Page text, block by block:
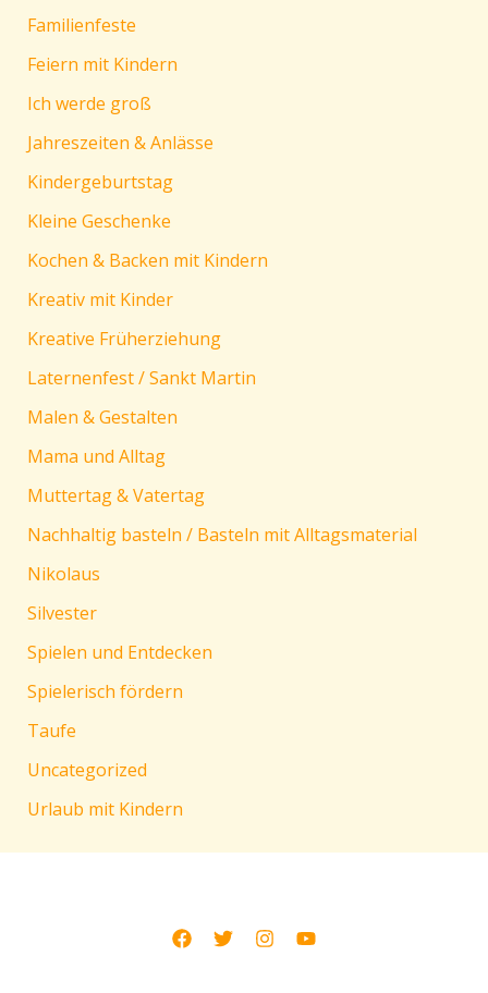
Familienfeste
Feiern mit Kindern
Ich werde groß
Jahreszeiten & Anlässe
Kindergeburtstag
Kleine Geschenke
Kochen & Backen mit Kindern
Kreativ mit Kinder
Kreative Früherziehung
Laternenfest / Sankt Martin
Malen & Gestalten
Mama und Alltag
Muttertag & Vatertag
Nachhaltig basteln / Basteln mit Alltagsmaterial
Nikolaus
Silvester
Spielen und Entdecken
Spielerisch fördern
Taufe
Uncategorized
Urlaub mit Kindern